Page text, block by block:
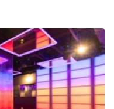
Office Shop Share